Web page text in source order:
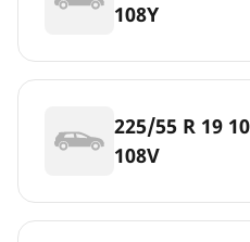
108Y
225/55 R 19
108V